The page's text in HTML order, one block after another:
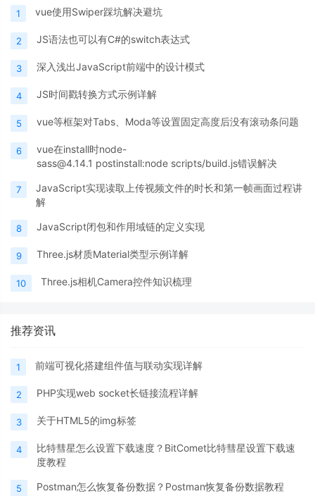
1 vue使用Swiper踩坑解决避坑
2 JS语法也可以有C#的switch表达式
3 深入浅出JavaScript前端中的设计模式
4 JS时间戳转换方式示例详解
5 vue等框架对Tabs、Moda等设置固定高度后没有滚动条问题
6
vue在install时node-
sass@4.14.1 postinstall:node scripts/build.js错误解决
7
JavaScript实现读取上传视频文件的时长和第一帧画面过程讲
解
8 JavaScript闭包和作用域链的定义实现
9 Three.js材质Material类型示例详解
10 Three.js相机Camera控件知识梳理
推荐资讯
1 前端可视化搭建组件值与联动实现详解
2 PHP实现web socket长链接流程详解
3 关于HTML5的img标签
4
比特彗星怎么设置下载速度？BitComet比特彗星设置下载速
度教程
5 Postman怎么恢复备份数据？Postman恢复备份数据教程